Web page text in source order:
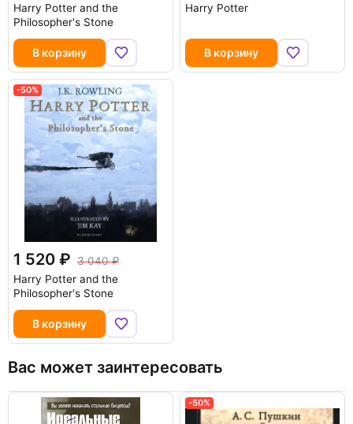
Harry Potter and the
Philosopher's Stone
В корзину
Harry Potter
В корзину
-50%
1 520
3 040
Harry Potter and the
Philosopher's Stone
В корзину
Вас может заинтересовать
-50%